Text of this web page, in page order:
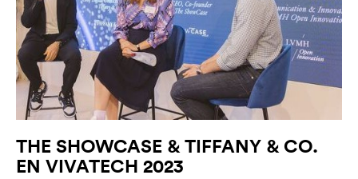
THE SHOWCASE & TIFFANY & CO.
EN VIVATECH 2023